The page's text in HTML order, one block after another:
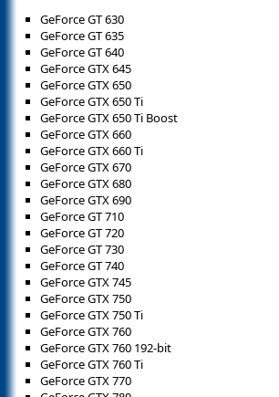
GeForce GT 630
GeForce GT 635
GeForce GT 640
GeForce GTX 645
GeForce GTX 650
GeForce GTX 650 Ti
GeForce GTX 650 Ti Boost
GeForce GTX 660
GeForce GTX 660 Ti
GeForce GTX 670
GeForce GTX 680
GeForce GTX 690
GeForce GT 710
GeForce GT 720
GeForce GT 730
GeForce GT 740
GeForce GTX 745
GeForce GTX 750
GeForce GTX 750 Ti
GeForce GTX 760
GeForce GTX 760 192-bit
GeForce GTX 760 Ti
GeForce GTX 770